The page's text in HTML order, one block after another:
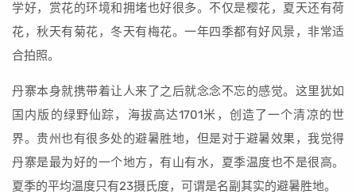
学好，赏花的环境和拥堵也好很多。不仅是樱花，夏天还有荷
花，秋天有菊花，冬天有梅花。一年四季都有好风景，非常适
合拍照。
丹寨本身就携带着让人来了之后就念念不忘的感觉。这里犹如
国内版的绿野仙踪，海拔高达1701米，创造了一个清凉的世
界。贵州也有很多处的避暑胜地，但是对于避暑效果，我觉得
丹寨是最为好的一个地方，有山有水，夏季温度也不是很高。
夏季的平均温度只有23摄氏度，可谓是名副其实的避暑胜地。